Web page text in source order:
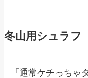
冬山用シュラ
「通常ケチっちゃ